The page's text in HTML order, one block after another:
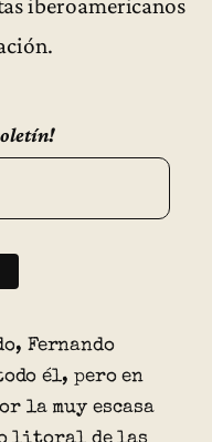
iberoamericanos
Fernando
él, pero en
la muy escasa